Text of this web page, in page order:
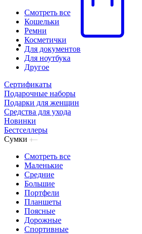
Смотреть все
Кошельки
Ремни
Косметички
Для документов
Для ноутбука
Другое
Сертификаты
Подарочные наборы
Подарки для женщин
Средства для ухода
Новинки
Бестселлеры
Сумки
Смотреть все
Маленькие
Средние
Большие
Портфели
Планшеты
Поясные
Дорожные
Спортивные